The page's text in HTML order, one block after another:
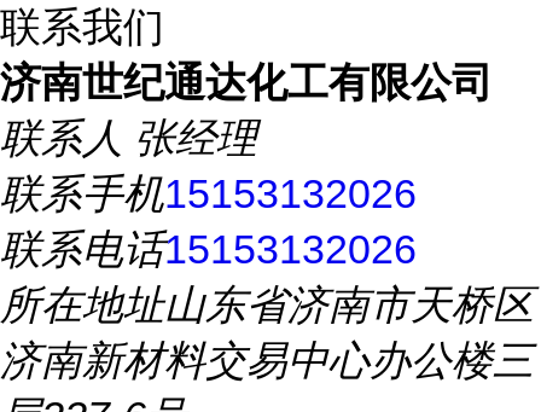
联系我们
济南世纪通达化工有限公司
联系人 张经理
联系手机15153132026
联系电话15153132026
所在地址山东省济南市天桥区
济南新材料交易中心办公楼三